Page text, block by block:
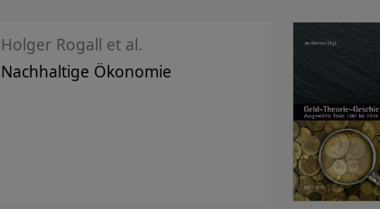
Holger Rogall et al.
Nachhaltige Ökonomie